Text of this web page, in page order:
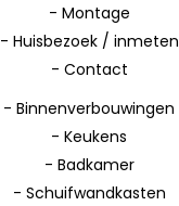
- Montage
- Huisbezoek / inmeten
- Contact
- Binnenverbouwingen
- Keukens
- Badkamer
- Schuifwandkasten